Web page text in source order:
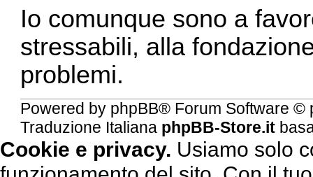
Io comunque sono a
stressabili, alla
problemi.
Powered by phpBB® Forum Software ©
Traduzione Italiana phpBB-Store.it
Cookie e privacy. Usiamo solo